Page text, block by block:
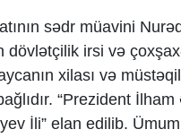
sədr müavini
irsi və
xilası və
“Prezident
İli” elan edilib.